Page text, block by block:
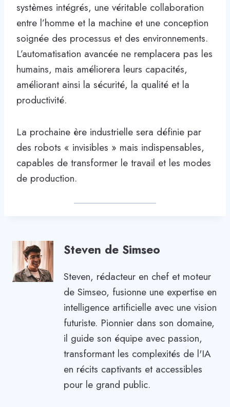
systèmes intégrés, une véritable collaboration
entre l’homme et la machine et une conception
soignée des processus et des environnements.
L’automatisation avancée ne remplacera pas les
humains, mais améliorera leurs capacités,
améliorant ainsi la sécurité, la qualité et la
productivité.
La prochaine ère industrielle sera définie par
des robots « invisibles » mais indispensables,
capables de transformer le travail et les modes
de production.
Steven de Simseo
Steven, rédacteur en chef et moteur
de Simseo, fusionne une expertise en
intelligence artificielle avec une vision
futuriste. Pionnier dans son domaine,
il guide son équipe avec passion,
transformant les complexités de l'IA
en récits captivants et accessibles
pour le grand public.